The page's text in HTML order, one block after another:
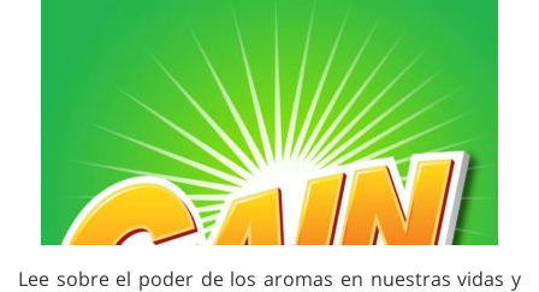
Lee sobre el poder de los aromas en nuestras vidas y